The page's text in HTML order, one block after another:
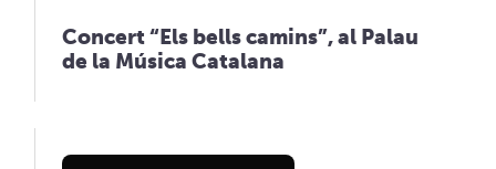
Concert “Els bells camins”, al Palau
de la Música Catalana